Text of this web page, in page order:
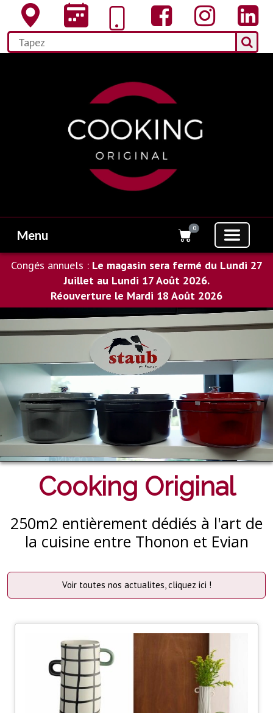
Menu 0
Congés annuels : Le magasin sera fermé du Lundi 27
Juillet au Lundi 17 Août 2026.
Réouverture le Mardi 18 Août 2026
Cooking Original
250m2 entièrement dédiés à l'art de
la cuisine entre Thonon et Evian
Voir toutes nos actualites, cliquez ici !